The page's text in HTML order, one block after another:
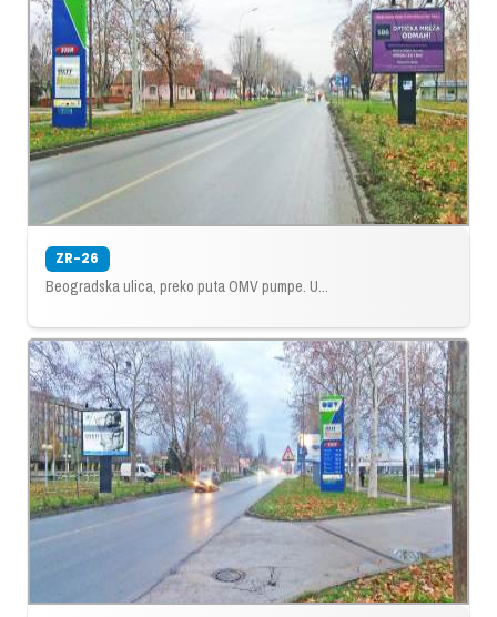
ZR-26
Beogradska ulica, preko puta OMV pumpe. U...